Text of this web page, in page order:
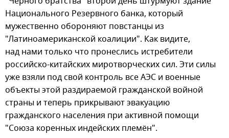
Национального Резервного банка, который
мужественно обороняют повстанцы из
"Латиноамериканской коалиции". Как видите,
над нами только что пронеслись истребители
российско-китайских миротворческих сил. Эти силы
уже взяли под свой контроль все АЭС и военные
объекты этой раздираемой гражданской войной
страны и теперь прикрывают эвакуацию
гражданского населения при активной помощи
"Союза коренных индейских племён".